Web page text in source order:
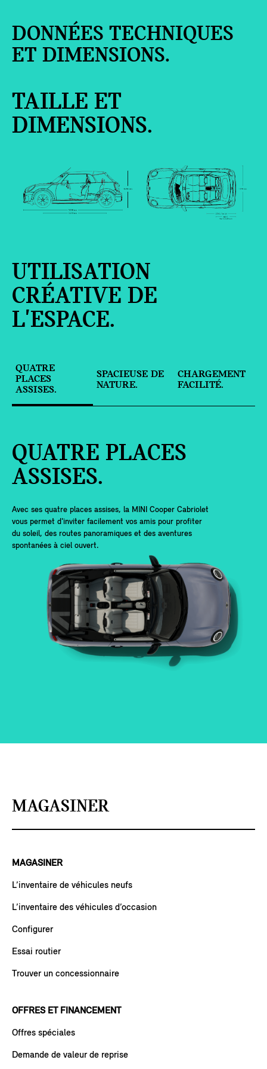
DONNÉES TECHNIQUES
ET DIMENSIONS.
TAILLE ET
DIMENSIONS.
UTILISATION
CRÉATIVE DE
L'ESPACE.
QUATRE
PLACES
ASSISES.
SPACIEUSE DE
NATURE.
CHARGEMENT
FACILITÉ.
QUATRE PLACES
ASSISES.
Avec ses quatre places assises, la MINI Cooper Cabriolet
vous permet d'inviter facilement vos amis pour profiter
du soleil, des routes panoramiques et des aventures
spontanées à ciel ouvert.
MAGASINER
MAGASINER
L’inventaire de véhicules neufs
L’inventaire des véhicules d’occasion
Configurer
Essai routier
Trouver un concessionnaire
OFFRES ET FINANCEMENT
Offres spéciales
Demande de valeur de reprise